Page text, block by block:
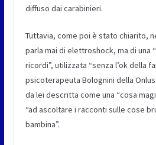
diffuso dai carabinieri.
Tuttavia, come poi è stato chiarito,
parla mai di elettroshock, ma di una
ricordi”, utilizzata “senza l’ok della
psicoterapeuta Bolognini della
da lei descritta come una “cosa
“ad ascoltare i racconti sulle cose
bambina”.